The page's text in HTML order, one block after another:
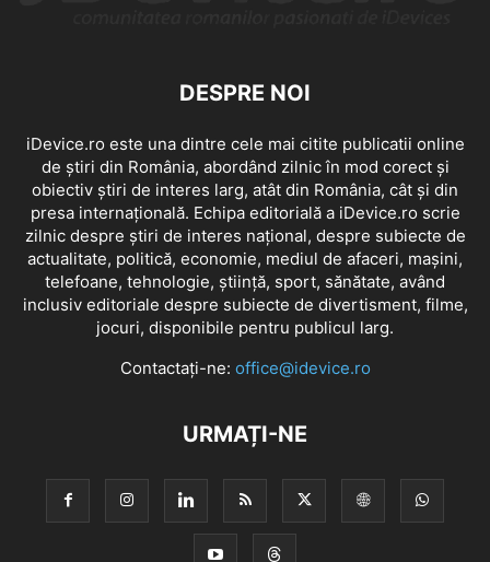
DESPRE NOI
iDevice.ro este una dintre cele mai citite publicatii online
de știri din România, abordând zilnic în mod corect și
obiectiv știri de interes larg, atât din România, cât și din
presa internațională. Echipa editorială a iDevice.ro scrie
zilnic despre știri de interes național, despre subiecte de
actualitate, politică, economie, mediul de afaceri, mașini,
telefoane, tehnologie, știință, sport, sănătate, având
inclusiv editoriale despre subiecte de divertisment, filme,
jocuri, disponibile pentru publicul larg.
Contactați-ne: office@idevice.ro
URMAȚI-NE